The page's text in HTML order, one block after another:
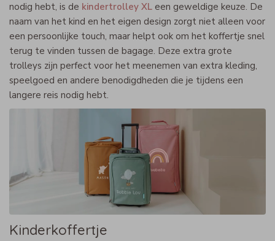
nodig hebt, is de kindertrolley XL een geweldige keuze. De
naam van het kind en het eigen design zorgt niet alleen voor
een persoonlijke touch, maar helpt ook om het koffertje snel
terug te vinden tussen de bagage. Deze extra grote
trolleys zijn perfect voor het meenemen van extra kleding,
speelgoed en andere benodigdheden die je tijdens een
langere reis nodig hebt.
Kinderkoffertje